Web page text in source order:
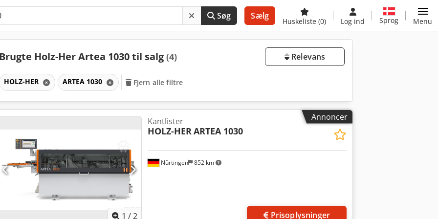
Søg Sælg
Huskeliste (0) Log ind Sprog Menu
Brugte Holz-Her Artea 1030 til salg (4) Relevans
HOLZ-HER ARTEA 1030 Fjern alle filtre
Annoncer
1 /2
Nürtingen 852 km
Kantlister
HOLZ-HER ARTEA 1030
Prisoplysninger